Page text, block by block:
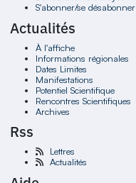
S'abonner/se désabonner
Actualités
À l'affiche
Informations régionales
Dates Limites
Manifestations
Potentiel Scientifique
Rencontres Scientifiques
Archives
Rss
Lettres
Actualités